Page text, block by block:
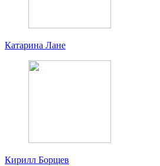
Катарина Лане
Кирилл Борщев